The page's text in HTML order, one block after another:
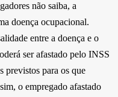
não saiba, a
doença ocupacional.
entre a doença e o
ser afastado pelo INSS
previstos para os que
o empregado afastado